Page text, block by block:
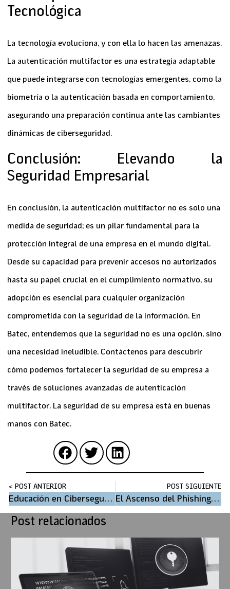
Tecnológica
La tecnología evoluciona, y con ella lo hacen las amenazas.
La autenticación multifactores una estrategia adaptable
que puede integrarse con tecnologías emergentes, como la
biometría o la autenticación basada en comportamiento,
asegurando una preparación continua ante las cambiantes
dinámicas de ciberseguridad.
Conclusión: Elevando la
Seguridad Empresarial
En conclusión, la autenticación multifactorno es solo una
medida de seguridad; es un pilar fundamental para la
protección integral de una empresa en el mundo digital.
Desde su capacidad para prevenir accesos no autorizados
hasta su papel crucial en el cumplimiento normativo, su
adopción es esencial para cualquier organización
comprometida con la seguridad de la información. En
Batec, entendemos que la seguridad no es una opción, sino
una necesidad ineludible. Contáctenos para descubrir
cómo podemos fortalecer la seguridad de su empresa a
través de soluciones avanzadas de autenticación
multifactor. La seguridad de su empresa está en buenas
manos con Batec.
< POST ANTERIOR
Educación en Ciberseguridad en Equipos Corporativos: Fortaleciendo las Defensas Digitales
POST SIGUIENTE
El Ascenso del Phishing en la Era Digital: Un Desafío Contemporáneo de Seguridad Digital
Post relacionados